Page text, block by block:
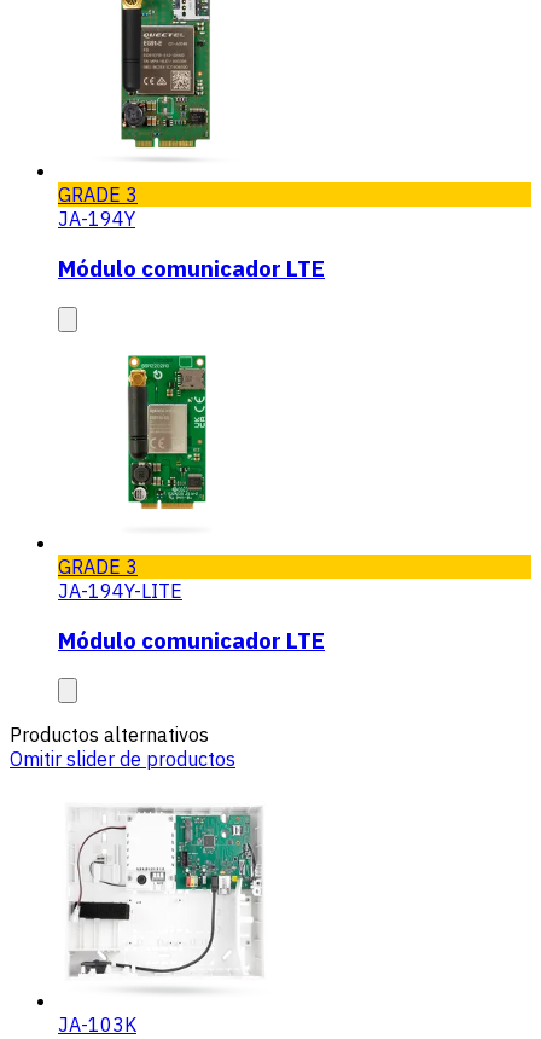
GRADE 3
JA-194Y
Módulo comunicador LTE
GRADE 3
JA-194Y-LITE
Módulo comunicador LTE
Productos alternativos
Omitir slider de productos
JA-103K